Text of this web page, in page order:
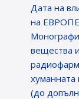
Датa на
на
вещества
(до